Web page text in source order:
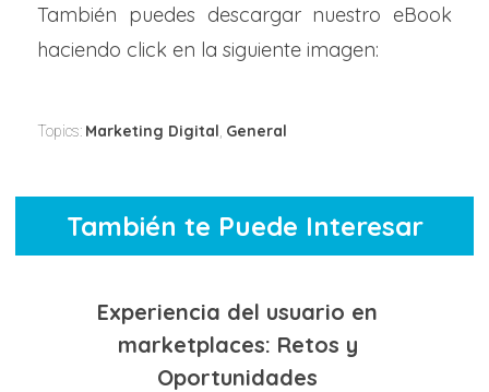
También puedes descargar nuestro eBook
haciendo click en la siguiente imagen:
Topics: Marketing Digital General
También te Puede Interesar
Experiencia del usuario en
marketplaces: Retos y
Oportunidades